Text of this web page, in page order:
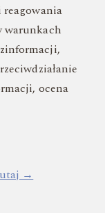
reagowania
warunkach
ocena
→